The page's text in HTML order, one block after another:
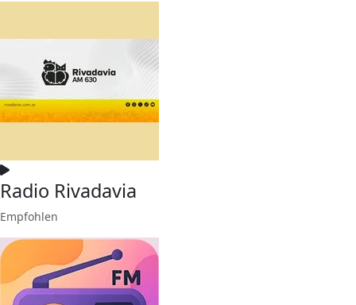
Radio Rivadavia
Empfohlen